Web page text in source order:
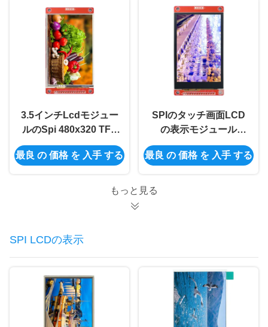
3.5インチLcdモジュー
ルのSpi 480x320 TFT
の表示モジュールのパ
ネルの運転者IC
最良 の 価格 を 入手 する
SPIのタッチ画面LCD
の表示モジュール
ILI9488 Tft Lcdモジュ
ール3.5のインチ
最良 の 価格 を 入手 する
もっと見る
SPI LCDの表示